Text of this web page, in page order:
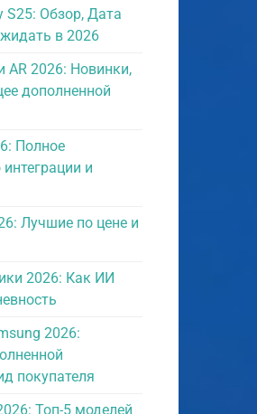
S25: Обзор, Дата
в 2026
AR 2026: Новинки,
дополненной
Полное
и
Лучшие по цене и
2026: Как ИИ
2026:
покупателя
Топ-5 моделей